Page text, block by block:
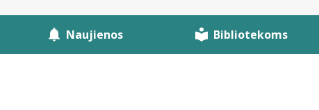
Naujienos Bibliotekoms